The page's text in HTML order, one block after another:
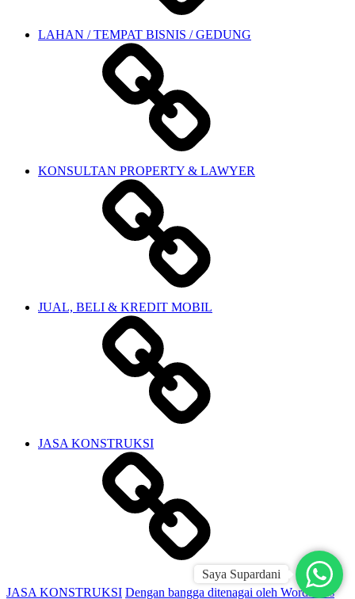
LAHAN / TEMPAT BISNIS / GEDUNG
KONSULTAN PROPERTY & LAWYER
JUAL, BELI & KREDIT MOBIL
JASA KONSTRUKSI
JASA KONSTRUKSI Dengan bangga ditenagai oleh WordPress
Saya Supardani